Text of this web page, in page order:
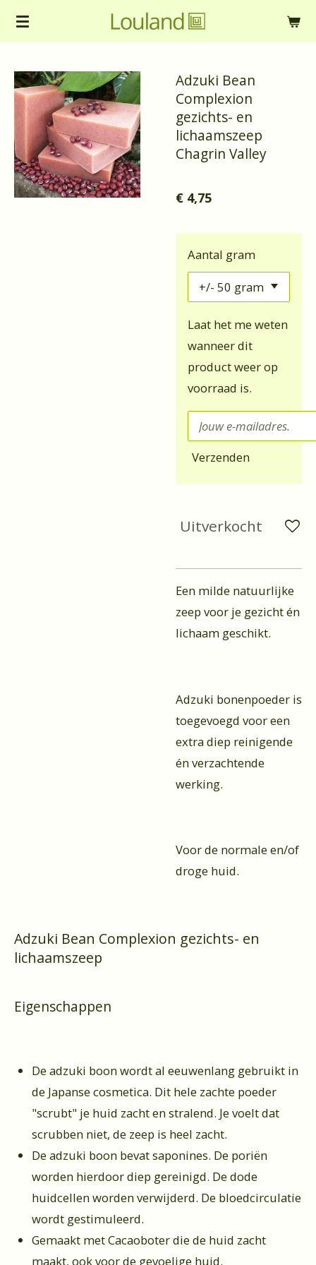
Ga
de
hoofdinhoud
Adzuki Bean
Complexion
gezichts- en
lichaamszeep
Chagrin Valley
€ 4,75
Aantal gram
Laat het me weten
wanneer dit
product weer op
voorraad is.
Verzenden
Uitverkocht
Een milde natuurlijke
zeep voor je gezicht én
lichaam geschikt.
Adzuki bonenpoeder is
toegevoegd voor een
extra diep reinigende
én verzachtende
werking.
Voor de normale en/of
droge huid.
Adzuki Bean Complexion gezichts- en
lichaamszeep
Eigenschappen
De adzuki boon wordt al eeuwenlang gebruikt in
de Japanse cosmetica. Dit hele zachte poeder
"scrubt" je huid zacht en stralend. Je voelt dat
scrubben niet, de zeep is heel zacht.
De adzuki boon bevat saponines. De poriën
worden hierdoor diep gereinigd. De dode
huidcellen worden verwijderd. De bloedcirculatie
wordt gestimuleerd.
Gemaakt met Cacaoboter die de huid zacht
maakt, ook voor de gevoelige huid.